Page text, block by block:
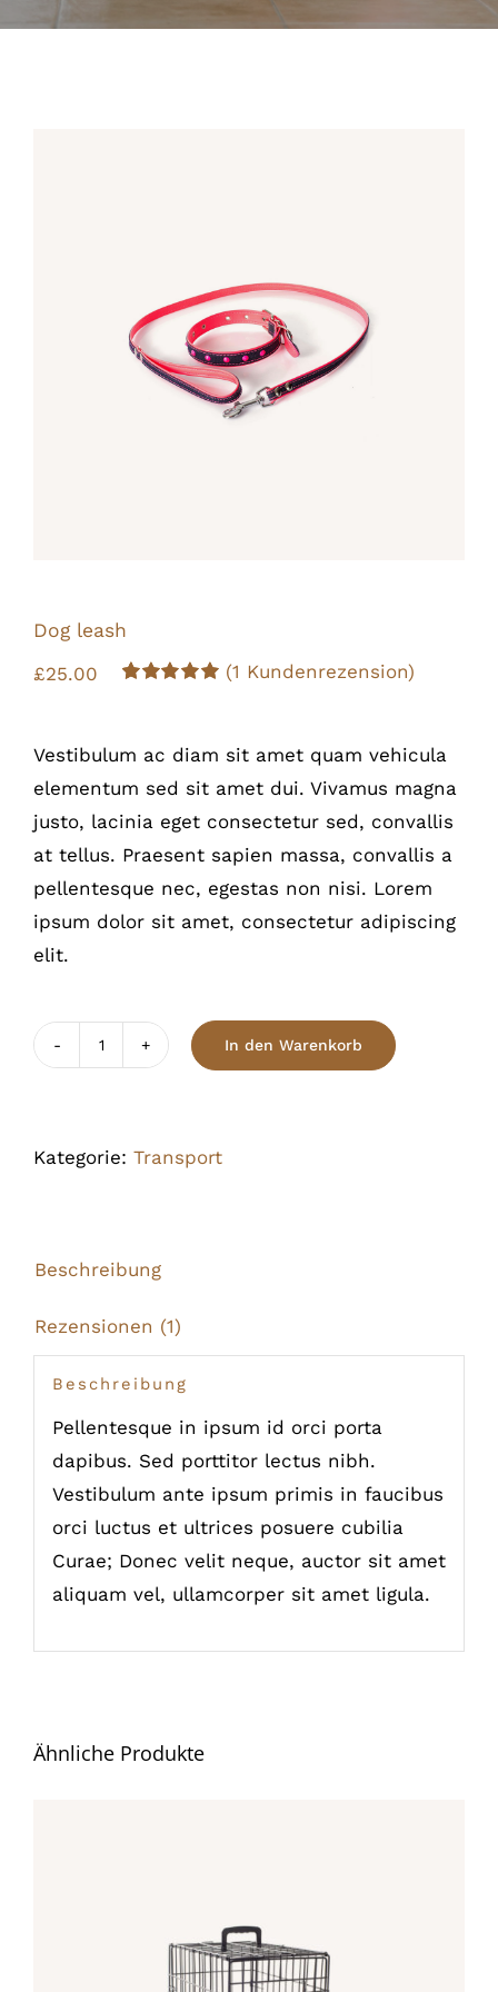
Dog leash
£25.00
auf
(1 Kundenrezension)
Vestibulum ac diam sit amet quam vehicula
elementum sed sit amet dui. Vivamus magna
justo, lacinia eget consectetur sed, convallis
at tellus. Praesent sapien massa, convallis a
pellentesque nec, egestas non nisi. Lorem
ipsum dolor sit amet, consectetur adipiscing
elit.
In den Warenkorb
Kategorie: Transport
Beschreibung
Rezensionen (1)
Beschreibung
Pellentesque in ipsum id orci porta
dapibus. Sed porttitor lectus nibh.
Vestibulum ante ipsum primis in faucibus
orci luctus et ultrices posuere cubilia
Curae; Donec velit neque, auctor sit amet
aliquam vel, ullamcorper sit amet ligula.
Ähnliche Produkte